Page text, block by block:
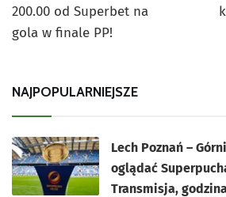
200.00 od Superbet na
gola w finale PP!
NAJPOPULARNIEJSZE
Lech Poznań –
oglądać
Transmisja,